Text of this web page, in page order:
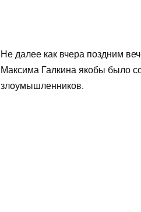
Не далее как вчера поздним
Максима Галкина якобы было
злоумышленников.